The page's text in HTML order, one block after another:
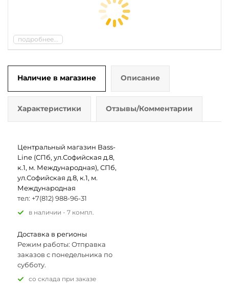
подробнее...
Наличие в магазине Описание
Характеристики Отзывы/Комментарии
Центральный магазин Bass-
Line (СПб, ул.Софийская д.8,
к.1, м. Международная), СПб,
ул.Софийская д.8, к.1, м.
Международная
тел: +7(812) 988-96-31
В наличии - 7 компл.
Доставка в регионы
Режим работы: Отправка
заказов с понедельника по
субботу.
Со склада при заказе